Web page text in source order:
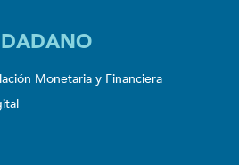
Monetaria y Financiera